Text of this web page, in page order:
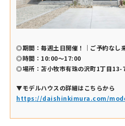
◎期間：毎週土日開催！｜ご予約なし
◎時間：10:00～17:00
◎場所：苫小牧市有珠の沢町1丁目13-
▼モデルハウスの詳細はこちらから
https://daishinkimura.com/